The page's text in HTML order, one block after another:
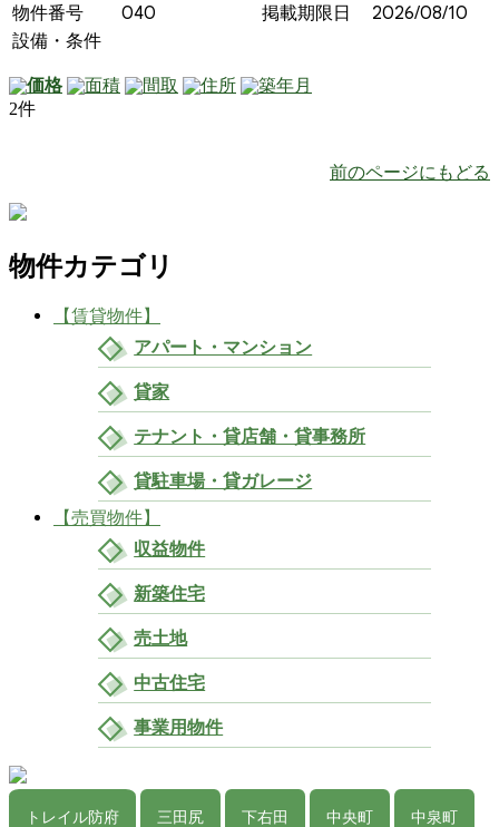
物件番号
040 掲載期限日
2026/08/10
設備・条件
価格
面積 間取 住所 築年月
2件
前のページにもどる
物件カテゴリ
【賃貸物件】
アパート・マンション
貸家
テナント・貸店舗・貸事務所
貸駐車場・貸ガレージ
【売買物件】
収益物件
新築住宅
売土地
中古住宅
事業用物件
トレイル防府 三田尻 下右田 中央町 中泉町